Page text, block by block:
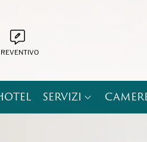
SERVIZI